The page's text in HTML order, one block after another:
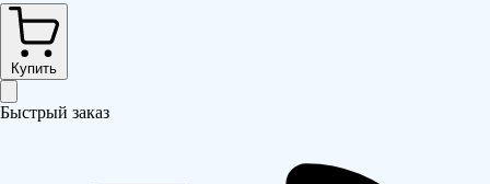
Купить
Быстрый заказ